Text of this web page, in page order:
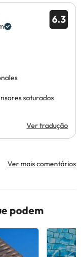
6.3
saturados
Ver tradução
Ver mais comentários
podem